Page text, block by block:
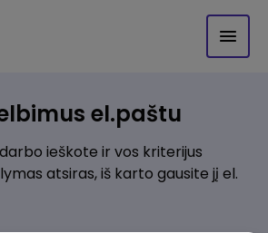
el.paštu
ieškote ir vos kriterijus
atsiras, iš karto gausite jį el.